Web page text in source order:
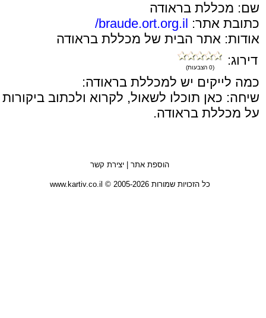
שם: מכללת בראודה
כתובת אתר: braude.ort.org.il/
אודות: אתר הבית של מכללת בראודה
דירוג:
(0 הצבעות)
כמה לייקים יש למכללת בראודה:
שיחה: כאן תוכלו לשאול, לקרוא ולכתוב ביקורות
על מכללת בראודה.
הוספת אתר | יצירת קשר
כל הזכויות שמורות 2005-2026 © www.kartiv.co.il